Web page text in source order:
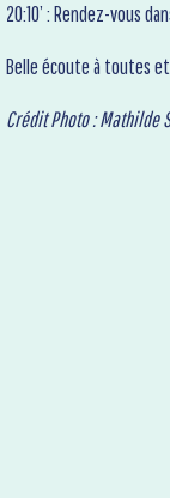
20:10’ : Rendez-vous
Belle écoute à toutes
Crédit Photo : Mathilde